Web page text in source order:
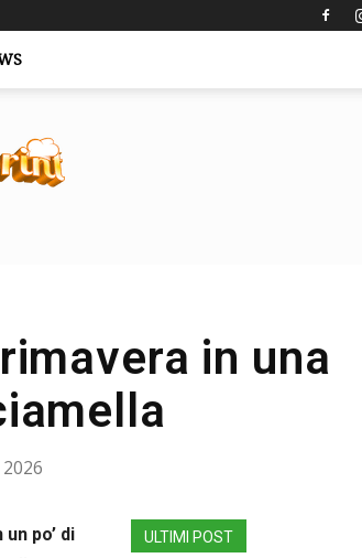
in una
po’ di
ULTIMI POST